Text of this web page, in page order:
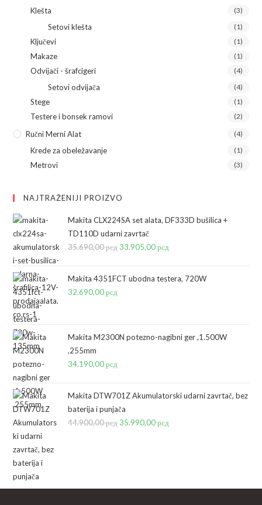
Klešta (3)
Setovi klešta (1)
Ključevi (1)
Makaze (1)
Odvijači - šrafcigeri (4)
Setovi odvijača (4)
Stege (1)
Testere i bonsek ramovi (2)
Ručni Merni Alat (4)
Krede za obeležavanje (1)
Metrovi (3)
NAJTRAŽENIJI PROIZVO
Makita CLX224SA set alata, DF333D bušilica +
TD110D udarni zavrtač
35.690,00рсд Originalna
je
33.905,00рсд
je:
Makita 4351FCT ubodna testera, 720W
32.690,00рсд
Makita M2300N potezno-nagibni ger ,1.500W
,255mm
34.190,00рсд
Makita DTW701Z Akumulatorski udarni zavrtač, bez
baterija i punjača
44.900,00рсд Originalna
35.990,00рсд